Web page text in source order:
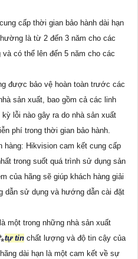
cấp thời gian bảo hành dài hạn
là từ 2 đến 3 năm cho các
có thể lên đến 5 năm cho các
được bảo vệ hoàn toàn trước các
sản xuất, bao gồm cả các linh
lỗi nào gây ra do nhà sản xuất
phí trong thời gian bảo hành.
hàng: Hikvision cam kết cung cấp
trong suốt quá trình sử dụng sản
của hãng sẽ giúp khách hàng giải
dẫn sử dụng và hướng dẫn cài đặt
một trong những nhà sản xuất
tự tin chất lượng và độ tin cậy của
dài hạn là một cam kết về sự